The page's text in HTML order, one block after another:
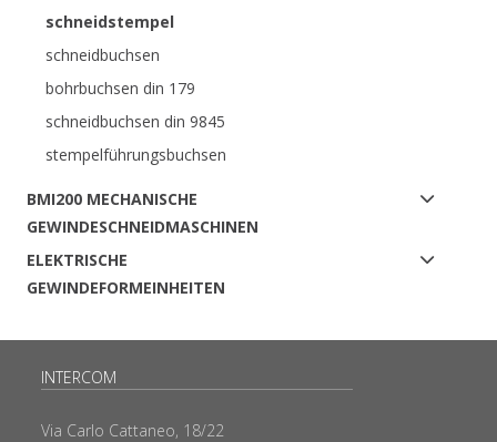
schneidstempel
schneidbuchsen
bohrbuchsen din 179
schneidbuchsen din 9845
stempelführungsbuchsen
BMI200 MECHANISCHE
GEWINDESCHNEIDMASCHINEN
ELEKTRISCHE
GEWINDEFORMEINHEITEN
INTERCOM
Via Carlo Cattaneo, 18/22